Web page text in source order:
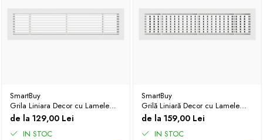
SmartBuy
Grila Liniara Decor cu Lamele
Fixe 0° din Aluminiu — Grilă
Ventilație Liniară
de la 129,00 Lei
IN STOC
SmartBuy
Grilă Liniară Decor cu Lamele
Fixe 0° din Aluminiu și Dublu
Deflector — Grilă Ventilație
Liniară
de la 159,00 Lei
IN STOC